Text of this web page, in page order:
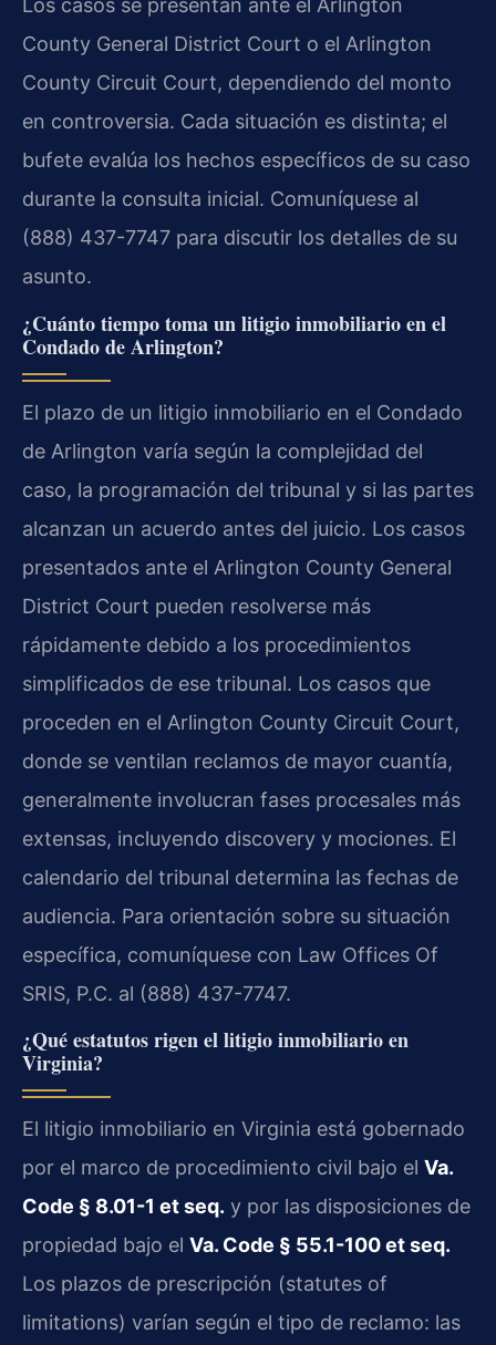
Los casos se presentan ante el Arlington
County General District Court o el Arlington
County Circuit Court, dependiendo del monto
en controversia. Cada situación es distinta; el
bufete evalúa los hechos específicos de su caso
durante la consulta inicial. Comuníquese al
(888) 437-7747 para discutir los detalles de su
asunto.
¿Cuánto tiempo toma un litigio inmobiliario en el
Condado de Arlington?
El plazo de un litigio inmobiliario en el Condado
de Arlington varía según la complejidad del
caso, la programación del tribunal y si las partes
alcanzan un acuerdo antes del juicio. Los casos
presentados ante el Arlington County General
District Court pueden resolverse más
rápidamente debido a los procedimientos
simplificados de ese tribunal. Los casos que
proceden en el Arlington County Circuit Court,
donde se ventilan reclamos de mayor cuantía,
generalmente involucran fases procesales más
extensas, incluyendo discovery y mociones. El
calendario del tribunal determina las fechas de
audiencia. Para orientación sobre su situación
específica, comuníquese con Law Offices Of
SRIS, P.C. al (888) 437-7747.
¿Qué estatutos rigen el litigio inmobiliario en
Virginia?
El litigio inmobiliario en Virginia está gobernado
por el marco de procedimiento civil bajo el Va.
Code § 8.01-1 et seq. y por las disposiciones de
propiedad bajo el Va. Code § 55.1-100 et seq.
Los plazos de prescripción (statutes of
limitations) varían según el tipo de reclamo: las